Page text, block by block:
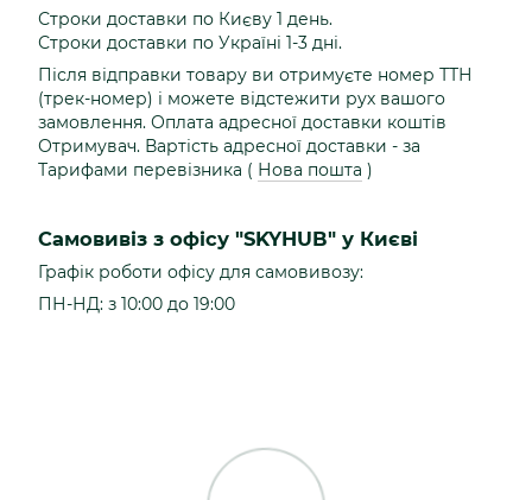
Строки доставки по Києву 1 день.
Строки доставки по Україні 1-3 дні.
Після відправки товару ви отримуєте номер ТТН
(трек-номер) і можете відстежити рух вашого
замовлення. Оплата адресної доставки коштів
Отримувач. Вартість адресної доставки - за
Тарифами перевізника ( Нова пошта )
Самовивіз з офісу "SKYHUB" у Києві
Графік роботи офісу для самовивозу:
ПН-НД: з 10:00 до 19:00